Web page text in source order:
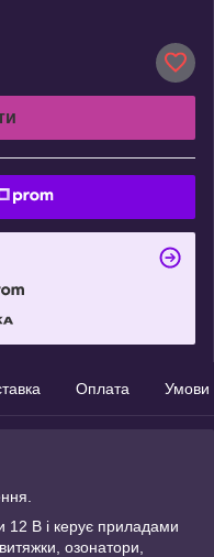
Оплата Умови
12 В і керує приладами
озонатори,